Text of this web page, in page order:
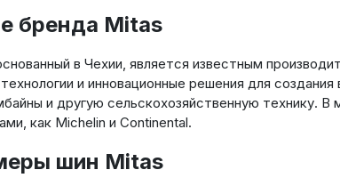
бренда Mitas
в Чехии, является известным
и инновационные решения для
и другую сельскохозяйственную технику.
как Michelin и Continental.
шин Mitas